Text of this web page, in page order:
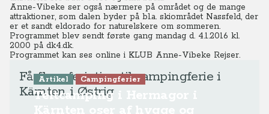
Anne-Vibeke ser også nærmere på området og de mange
attraktioner, som dalen byder på bl.a. skiområdet Nassfeld, der
er et sandt eldorado for naturelskere om sommeren.
Programmet blev sendt første gang mandag d. 4.1.2016 kl.
20.00 på dk4.dk.
Programmet kan ses onlinei KLUB Anne-Vibeke Rejser.
Få flere ferietips til campingferie i
Kärnten i Østrig
Artikel Campingferier
Teltcamping i Hermagor i